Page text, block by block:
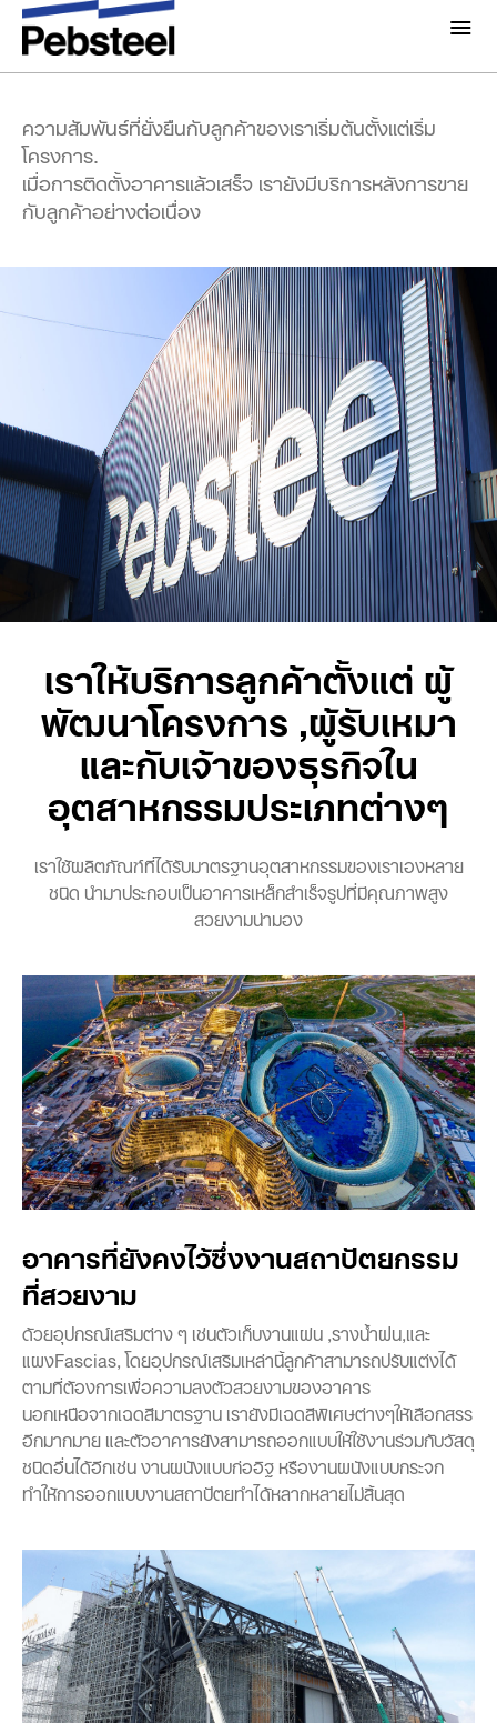
เกี่ยวกับเรา
เกี่ยวกับ
ทำไมต้อง Pebsteel
โซลูชั่น
ภาพรวม
โครงการ
ข่าวสารและกิจกรรม
ติดต่อเรา
คำพูดของเรา, คำมั่นสัญญา
ของเรา
ความสัมพันธ์ที่ยั่งยืนกับลูกค้าของเราเริ่มต้นตั้งแต่เริ่ม
โครงการ.
เมื่อการติดตั้งอาคารแล้วเสร็จ เรายังมีบริการหลังการขาย
กับลูกค้าอย่างต่อเนื่อง
เราให้บริการลูกค้าตั้งแต่ ผู้
พัฒนาโครงการ ,ผู้รับเหมา
และกับเจ้าของธุรกิจใน
อุตสาหกรรมประเภทต่างๆ
เราใช้ผลิตภัณฑ์ที่ได้รับมาตรฐานอุตสาหกรรมของเราเองหลาย
ชนิด นำมาประกอบเป็นอาคารเหล็กสำเร็จรูปที่มีคุณภาพสูง
สวยงามน่ามอง
อาคารที่ยังคงไว้ซึ่งงานสถาปัตยกรรม
ที่สวยงาม
ด้วยอุปกรณ์เสริมต่าง ๆ เช่นตัวเก็บงานแผ่น ,รางน้ำฝน,และ
แผงFascias, โดยอุปกรณ์เสริมเหล่านี้ลูกค้าสามารถปรับแต่งได้
ตามที่ต้องการเพื่อความลงตัวสวยงามของอาคาร
นอกเหนือจากเฉดสีมาตรฐาน เรายังมีเฉดสีพิเศษต่างๆให้เลือกสรร
อีกมากมาย และตัวอาคารยังสามารถออกแบบให้ใช้งานร่วมกับวัสดุ
ชนิดอื่นได้อีกเช่น งานผนังแบบก่ออิฐ หรืองานผนังแบบกระจก
ทำให้การออกแบบงานสถาปัตยทำได้หลากหลายไม่สิ้นสุด